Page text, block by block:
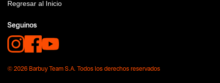
Tecnologia
No items found.
Regresar al Inicio
Seguinos
© 2026 Barbuy Team S.A. Todos los derechos reservados